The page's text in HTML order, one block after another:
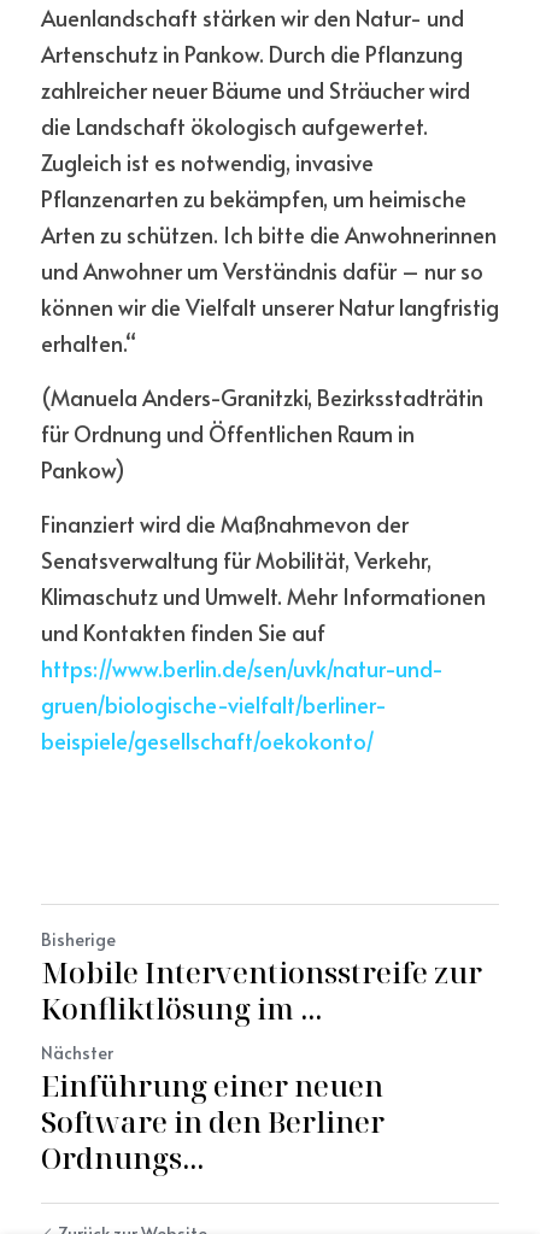
Auenlandschaft stärken wir den Natur- und
Artenschutz in Pankow. Durch die Pflanzung
zahlreicher neuer Bäume und Sträucher wird
die Landschaft ökologisch aufgewertet.
Zugleich ist es notwendig, invasive
Pflanzenarten zu bekämpfen, um heimische
Arten zu schützen. Ich bitte die Anwohnerinnen
und Anwohner um Verständnis dafür – nur so
können wir die Vielfalt unserer Natur langfristig
erhalten.“
(Manuela Anders-Granitzki, Bezirksstadträtin
für Ordnung und Öffentlichen Raum in
Pankow)
Finanziert wird die Maßnahmevon der
Senatsverwaltung für Mobilität, Verkehr,
Klimaschutz und Umwelt. Mehr Informationen
https://www.berlin.de/sen/uvk/natur-und-
gruen/biologische-vielfalt/berliner-
beispiele/gesellschaft/oekokonto/
Bisherige
Mobile Interventionsstreife zur
Konfliktlösung im ...
Nächster
Einführung einer neuen
Software in den Berliner
Ordnungs...